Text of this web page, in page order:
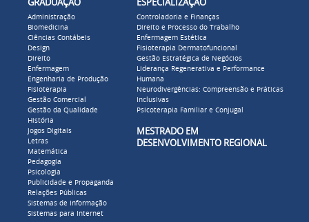
GRADUAÇÃO
Administração
Biomedicina
Ciências Contábeis
Design
Direito
Enfermagem
Engenharia de Produção
Fisioterapia
Gestão Comercial
Gestão da Qualidade
História
Jogos Digitais
Letras
Matemática
Pedagogia
Psicologia
Publicidade e Propaganda
Relações Públicas
Sistemas de Informação
Sistemas para Internet
ESPECIALIZAÇÃO
Controladoria e Finanças
Direito e Processo do Trabalho
Enfermagem Estética
Fisioterapia Dermatofuncional
Gestão Estratégica de Negócios
Liderança Regenerativa e Performance
Humana
Neurodivergências: Compreensão e Práticas
Inclusivas
Psicoterapia Familiar e Conjugal
MESTRADO EM
DESENVOLVIMENTO REGIONAL